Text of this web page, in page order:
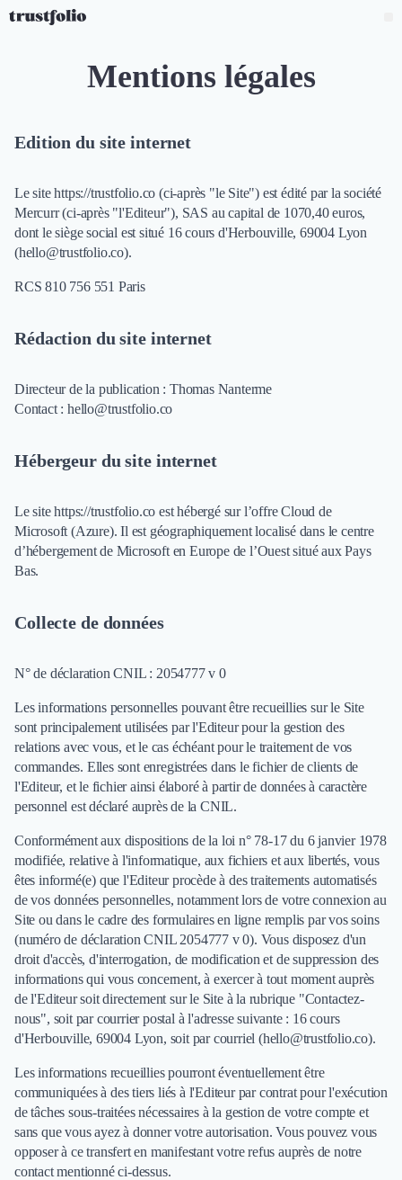
Mesure de satisfaction
Collecte d'avis vérifiés B2B
Widgets d'avis
Cas client
Vidéo de témoignage
Parrainage
Intent data
Révéler le réseau
Voir tous nos avis clients
Découvrir
Découvrir
Découvrir
Découvrir le média
Demander une démo
Connexion
Cabinet de Recrutement
Teambuilding
Conseil en Management et Organisation
Qualité de Vie au Travail (QVT)
Portage Salarial
Responsabilité Sociétale des Entreprises (RSE)
Logiciel de Gestion des Recrutements (ATS)
Solutions pour CSE
Marketing Digital
Inbound Marketing
Image de Marque & Branding
Relations Presse et Publiques
Prospection Commerciale
Production Vidéo
Goodies et Cadeaux d'affaires
Événementiel
Search Engine Advertising (SEA)
Social Ads
Search Engine Optimisation (SEO)
Social Media
Growth Marketing
Mentions légales
Edition du site internet
Le site https://trustfolio.co (ci-après "le Site") est édité par la société
Mercurr (ci-après "l'Editeur"), SAS au capital de 1070,40 euros,
dont le siège social est situé 16 cours d'Herbouville, 69004 Lyon
(hello@trustfolio.co).
RCS 810 756 551 Paris
Rédaction du site internet
Directeur de la publication : Thomas Nanterme
Contact : hello@trustfolio.co
Hébergeur du site internet
Le sitehttps://trustfolio.co est hébergé sur l’offre Cloud de
Microsoft (Azure). Il est géographiquement localisé dans le centre
d’hébergement de Microsoft en Europe de l’Ouest situé aux Pays
Bas.
Collecte de données
N° de déclaration CNIL : 2054777 v 0
Les informations personnelles pouvant être recueillies sur le Site
sont principalement utilisées par l'Editeur pour la gestion des
relations avec vous, et le cas échéant pour le traitement de vos
commandes. Elles sont enregistrées dans le fichier de clients de
l'Editeur, et le fichier ainsi élaboré à partir de données à caractère
personnel est déclaré auprès de la CNIL.
Conformément aux dispositions de la loi n° 78-17 du 6 janvier 1978
modifiée, relative à l'informatique, aux fichiers et aux libertés, vous
êtes informé(e) que l'Editeur procède à des traitements automatisés
de vos données personnelles, notamment lors de votre connexion au
Site ou dans le cadre des formulaires en ligne remplis par vos soins
(numéro de déclaration CNIL 2054777 v 0). Vous disposez d'un
droit d'accès, d'interrogation, de modification et de suppression des
informations qui vous concernent, à exercer à tout moment auprès
de l'Editeur soit directement sur le Site à la rubrique "Contactez-
nous", soit par courrier postal à l'adresse suivante : 16 cours
d'Herbouville, 69004 Lyon, soit par courriel (hello@trustfolio.co).
Les informations recueillies pourront éventuellement être
communiquées à des tiers liés à l'Editeur par contrat pour l'exécution
de tâches sous-traitées nécessaires à la gestion de votre compte et
sans que vous ayez à donner votre autorisation. Vous pouvez vous
opposer à ce transfert en manifestant votre refus auprès de notre
contact mentionné ci-dessus.